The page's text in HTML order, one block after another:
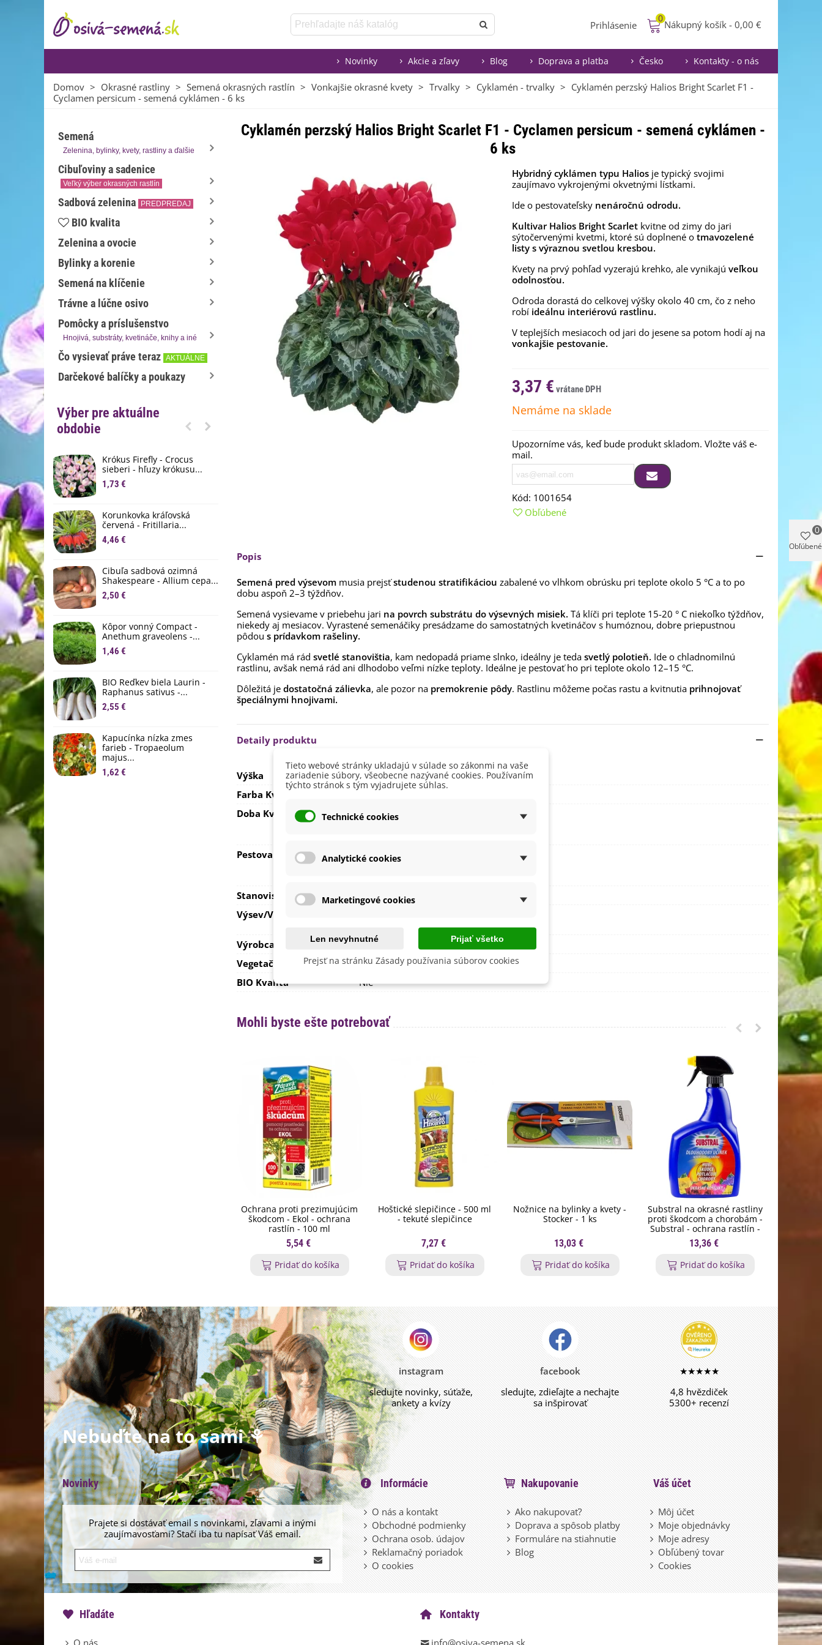
Prihlásenie
0
Nákupný košík - 0,00 €
Novinky Akcie a zľavy Blog Doprava a platba Česko Kontakty - o nás
Domov > Okrasné rastliny > Semená okrasných rastlín > Vonkajšie okrasné kvety > Trvalky > Cyklamén - trvalky > Cyklamén perzský Halios Bright Scarlet F1 -
Cyclamen persicum - semená cyklámen - 6 ks
Semená
Zelenina, bylinky, kvety, rastliny a ďalšie
Cibuľoviny a sadenice
Veľký výber okrasných rastlín
Sadbová zelenina PREDPREDAJ
BIO kvalita
Zelenina a ovocie
Bylinky a korenie
Semená na klíčenie
Trávne a lúčne osivo
Pomôcky a príslušenstvo
Hnojivá, substráty, kvetináče, knihy a iné
Čo vysievať práve teraz AKTUÁLNE
Darčekové balíčky a poukazy
Výber pre aktuálne
obdobie
Krókus Firefly - Crocus
sieberi - hľuzy krókusu...
1,73 €
Korunkovka kráľovská
červená - Fritillaria...
4,46 €
Cibuľa sadbová ozimná
Shakespeare - Allium cepa...
2,50 €
Kôpor vonný Compact -
Anethum graveolens -...
1,46 €
BIO Reďkev biela Laurin -
Raphanus sativus -...
2,55 €
Kapucínka nízka zmes
farieb - Tropaeolum
majus...
1,62 €
1,53 €
Ľalia Canova - Lilium -
cibuľoviny - 1 ks
2,69 € 3,85 € -30%
Begónia plnokvetá žltá -
Begonia superba -...
2,69 € 3,85 € -30%
Eukalyptus Baby Blue -
Blahovičník - Eukalyptus...
4,08 €
Cyklamén perzský Halios Bright Scarlet F1 - Cyclamen persicum - semená cyklámen -
6 ks
Hybridný cyklámen typu Halios je typický svojimi
zaujímavo vykrojenými okvetnými lístkami.
Ide o pestovateľsky nenáročnú odrodu.
Kultivar Halios Bright Scarlet kvitne od zimy do jari
sýtočervenými kvetmi, ktoré sú doplnené o tmavozelené
listy s výraznou svetlou kresbou.
Kvety na prvý pohľad vyzerajú krehko, ale vynikajú veľkou
odolnosťou.
Odroda dorastá do celkovej výšky okolo 40 cm, čo z neho
robí ideálnu interiérovú rastlinu.
V teplejších mesiacoch od jari do jesene sa potom hodí aj na
vonkajšie pestovanie.
3,37 €
Nemáme na sklade
Upozorníme vás, keď bude produkt skladom. Vložte váš e-
mail.
Kód: 1001654
Obľúbené
Popis
Semená pred výsevom musia prejsťstudenou stratifikáciou zabalené vo vlhkom obrúsku pri teplote okolo 5 °C a to po
dobu aspoň 2–3 týždňov.
Semená vysievame v priebehu jari na povrch substrátu do výsevných misiek. Tá klíči pri teplote 15-20 ° C niekoľko týždňov,
niekedy aj mesiacov. Vyrastené semenáčiky presádzame do samostatných kvetináčov s humóznou, dobre priepustnou
pôdou s prídavkom rašeliny.
Cyklamén má rád svetlé stanovištia, kam nedopadá priame slnko, ideálny je teda svetlý polotieň. Ide o chladnomilnú
rastlinu, avšak nemá rád ani dlhodobo veľmi nízke teploty. Ideálne je pestovať ho pri teplote okolo 12–15 °C.
Dôležitá je dostatočná zálievka, ale pozor na premokrenie pôdy. Rastlinu môžeme počas rastu a kvitnutia prihnojovať
špeciálnymi hnojivami.
Detaily produktu
Výška
20 - 40 cm
Farba Kvetu
Doba Kvitnutia
Február
Pestovanie
V exteriéri - vonku
V interiéri - dnu
Stanovisko
Polotienisté
Výsev/výsadba
Výrobca
SemenaOnline
Vegetačné Obdobie
Trvalky
BIO Kvalita
Nie
Mohli byste ešte potrebovať
Ochrana proti prezimujúcim
škodcom - Ekol - ochrana
rastlín - 100 ml
5,54 €
Pridať do košíka
Hoštické slepičince - 500 ml
- tekuté slepičince
7,27 €
Pridať do košíka
Nožnice na bylinky a kvety -
Stocker - 1 ks
13,03 €
Pridať do košíka
Substral na okrasné rastliny
proti škodcom a chorobám -
Substral - ochrana rastlín -
800 ml
13,36 €
Pridať do košíka
Nebuďte na to sami ⚘
instagram
sledujte novinky, súťaže,
ankety a kvízy
facebook
sledujte, zdieľajte a nechajte
sa inšpirovať
★★★★★
4,8 hvězdiček
5300+ recenzí
Novinky
Prajete si dostávať email s novinkami, zľavami a inými
zaujímavosťami? Stačí iba tu napísať Váš email.
Informácie
O nás a kontakt
Obchodné podmienky
Ochrana osob. údajov
Reklamačný poriadok
O cookies
Nakupovanie
Ako nakupovať?
Doprava a spôsob platby
Formuláre na stiahnutie
Blog
Váš účet
Môj účet
Moje objednávky
Moje adresy
Obľúbený tovar
Cookies
Hľadáte
O nás
Kontakty
info@osiva-semena.sk
Obľúbené
0
Tieto webové stránky ukladajú v súlade so zákonmi na vaše
zariadenie súbory, všeobecne nazývané cookies. Používaním
týchto stránok s tým vyjadrujete súhlas.
Technické cookies
Analytické cookies
Marketingové cookies
Len nevyhnutné Prijať všetko
Prejsť na stránku Zásady používania súborov cookies